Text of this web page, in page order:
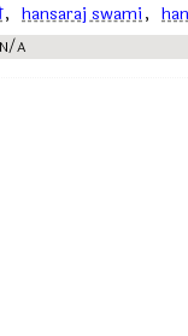
, hansaraj swami,
A